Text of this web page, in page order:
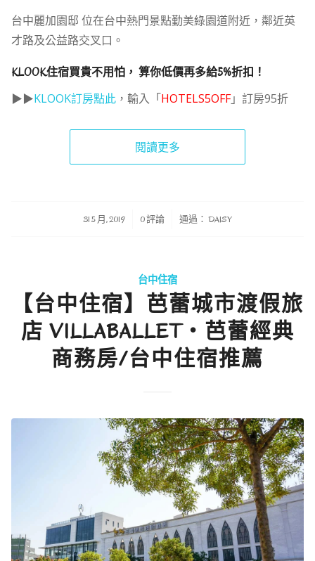
台中麗加園邸 位在台中熱門景點勤美綠園道附近，鄰近英
才路及公益路交叉口。
KLOOK住宿買貴不用怕， 算你低價再多給5%折扣！
▶▶KLOOK訂房點此，輸入「HOTELS5OFF」訂房95折
閱讀更多
31 5 月, 2019
/ 0 評論 通過： DAISY
台中住宿
【台中住宿】芭蕾城市渡假旅
店 VILLABALLET・芭蕾經典
商務房/台中住宿推薦